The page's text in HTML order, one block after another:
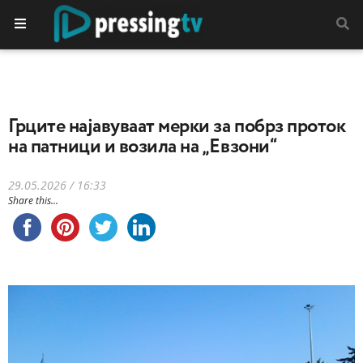
Грците најавуваaт мерки за побрз проток
на патници и возила на „Евзони“
29.05.2026 / 16:33
Share this...